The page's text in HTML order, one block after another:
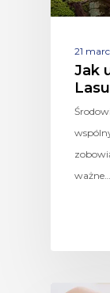
21
Jak
ważne…